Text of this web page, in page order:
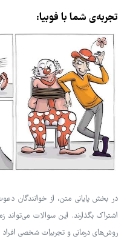
تجربه‌ی شما با فوبیا:
در بخش پایانی متن، از خوانندگان
اشتراک بگذارند. این سوالات می‌تواند
روش‌های درمانی و تجربیات شخصی افراد